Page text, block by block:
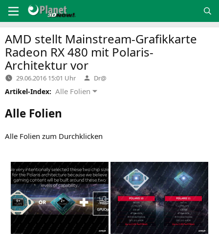
Inhalt
springen
AMD stellt Mainstream-Grafikkarte
Radeon RX480 mit Polaris-
Architektur vor
29.06.2016 15:01 Uhr Verfasst
von
Dr@
Artikel-Index: Alle Folien
Alle Folien
Alle Foli­en zum Durchklicken